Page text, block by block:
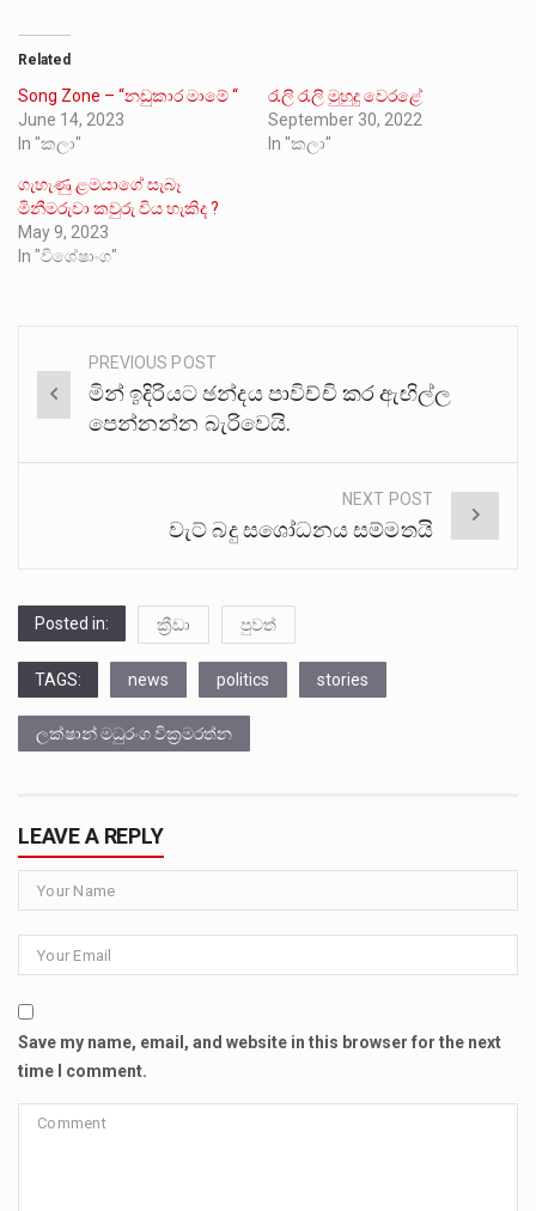
Related
Song Zone – “නඩුකාර මාමේ “
June 14, 2023
In "කලා"
රැලි රැලි මුහුදු වෙරළේ
September 30, 2022
In "කලා"
ගැහැණු ළමයාගේ සැබෑ
මිනීමරුවා කවුරු විය හැකිද ?
May 9, 2023
In "විශේෂාංග"
Post
navigation
PREVIOUS POST
මින් ඉදිරියට ඡන්දය පාවිච්චි කර ඇඟිල්ල
පෙන්නන්න බැරිවෙයි.
NEXT POST
වැට් බදු සශෝධනය සම්මතයි
Posted in: ක්‍රීඩා පුවත්
TAGS: news politics stories
ලක්ෂාන් මධුරංග වික්‍රමරත්න
LEAVE A REPLY
Save my name, email, and website in this browser for the next
time I comment.